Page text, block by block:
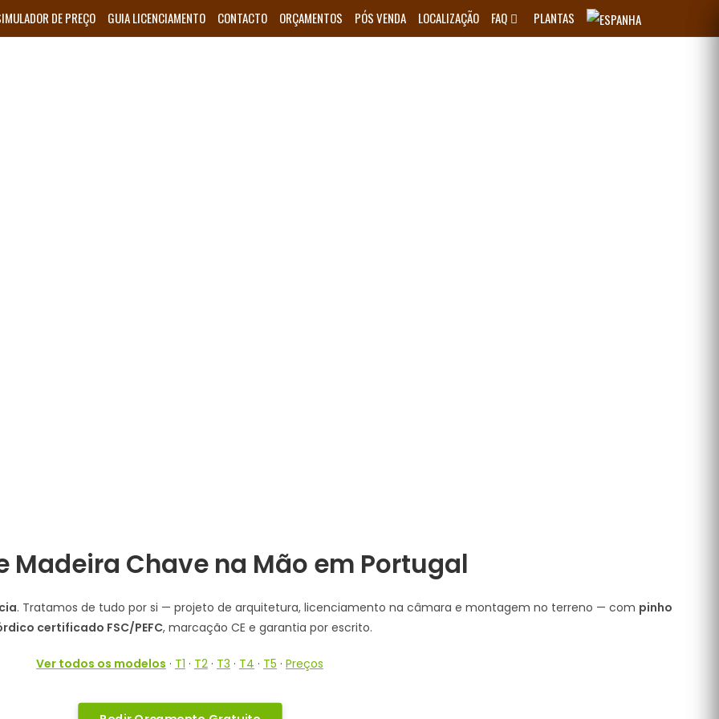
DE PREÇO GUIA LICENCIAMENTO CONTACTO ORÇAMENTOS PÓS VENDA LOCALIZAÇÃO FAQ PLANTAS
Madeira Chave na Mão em Portugal
. Tratamos de tudo por si — projeto de arquitetura, licenciamento na câmara e montagem no terreno — com pinho
certificado FSC/PEFC, marcação CE e garantia por escrito.
Ver todos os modelos · T1 · T2 · T3 · T4 · T5 · Preços